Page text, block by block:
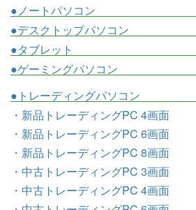
●ノートパソコン
●デスクトップパソコン
●タブレット
●ゲーミングパソコン
●トレーディングパソコン
・新品トレーディングPC 4画面
・新品トレーディングPC 6画面
・新品トレーディングPC 8画面
・中古トレーディングPC 3画面
・中古トレーディングPC 4画面